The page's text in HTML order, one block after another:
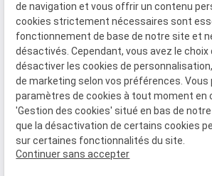
Du Mardi au Samedi
De 9h00 à 12h30 et de
Le Lundi sur rendez-
Mentions
légales
Politique de
confidentialité
des
Siret :77556328100028
de navigation et vous offrir un contenu
cookies strictement nécessaires sont
fonctionnement de base de notre site et
désactivés. Cependant, vous avez le choix
désactiver les cookies de
de marketing selon vos préférences. Vous
paramètres de cookies à tout moment en
'Gestion des cookies' situé en bas de
que la désactivation de certains cookies
sur certaines fonctionnalités du site.
Continuer sans accepter